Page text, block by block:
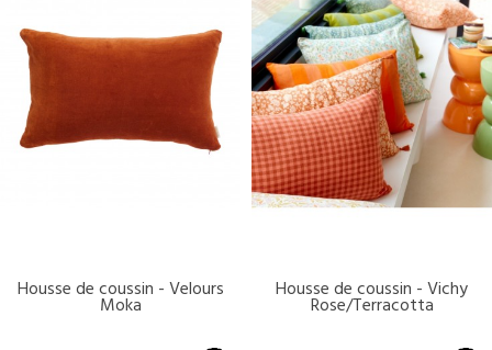
DISPONIBLE
Housse de coussin - Velours
Moka
DISPONIBLE
Housse de coussin - Vichy
Rose/Terracotta